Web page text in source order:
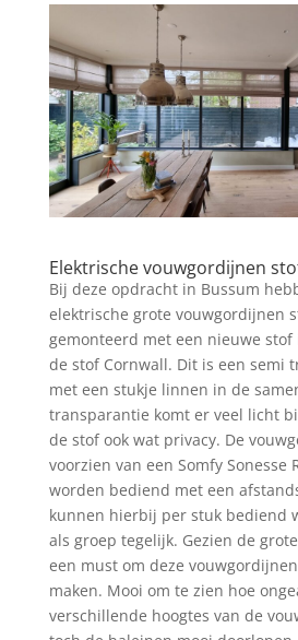
Elektrische vouwgordijnen
Bij deze opdracht in Bussum
elektrische grote vouwgordijnen
gemonteerd met een nieuwe stof
de stof Cornwall. Dit is een semi
met een stukje linnen in de
transparantie komt er veel licht
de stof ook wat privacy. De
voorzien van een Somfy Sonesse
worden bediend met een
kunnen hierbij per stuk bediend
als groep tegelijk. Gezien de
een must om deze
maken. Mooi om te zien hoe
verschillende hoogtes van de